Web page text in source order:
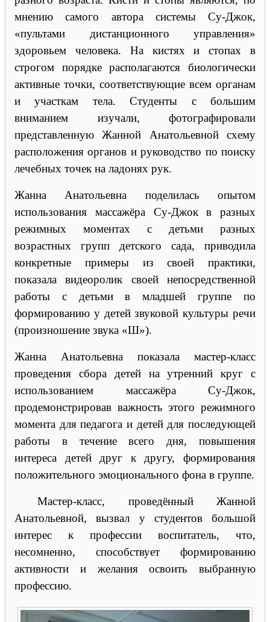
мнению самого автора системы Су-Джок,
«пультами дистанционного управления»
здоровьем человека. На кистях и стопах в
строгом порядке располагаются биологически
активные точки, соответствующие всем органам
и участкам тела. Студенты с большим
вниманием изучали, фотографировали
представленную Жанной Анатольевной схему
расположения органов и руководство по поиску
лечебных точек на ладонях рук.
Жанна Анатольевна поделилась опытом
использования массажёра Су-Джок в разных
режимных моментах с детьми разных
возрастных групп детского сада, приводила
конкретные примеры из своей практики,
показала видеоролик своей непосредственной
работы с детьми в младшей группе по
формированию у детей звуковой культуры речи
(произношение звука «Ш»).
Жанна Анатольевна показала мастер-класс
проведения сбора детей на утренний круг с
использованием массажёра Су-Джок,
продемонстрировав важность этого режимного
момента для педагога и детей для последующей
работы в течение всего дня, повышения
интереса детей друг к другу, формирования
положительного эмоционального фона в группе.
Мастер-класс, проведённый Жанной
Анатольевной, вызвал у студентов большой
интерес к профессии воспитатель, что,
несомненно, способствует формированию
активности и желания освоить выбранную
профессию.